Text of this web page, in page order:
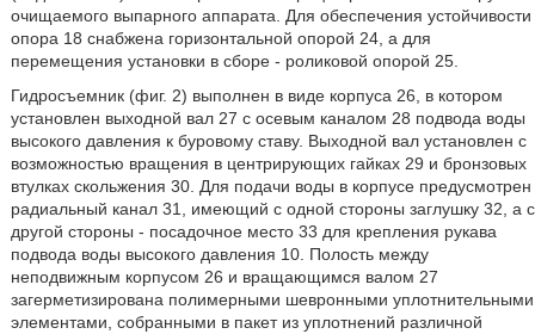
очищаемого выпарного аппарата. Для обеспечения устойчивости
опора 18 снабжена горизонтальной опорой 24, а для
перемещения установки в сборе - роликовой опорой 25.
Гидросъемник (фиг. 2) выполнен в виде корпуса 26, в котором
установлен выходной вал 27 с осевым каналом 28 подвода воды
высокого давления к буровому ставу. Выходной вал установлен с
возможностью вращения в центрирующих гайках 29 и бронзовых
втулках скольжения 30. Для подачи воды в корпусе предусмотрен
радиальный канал 31, имеющий с одной стороны заглушку 32, а с
другой стороны - посадочное место 33 для крепления рукава
подвода воды высокого давления 10. Полость между
неподвижным корпусом 26 и вращающимся валом 27
загерметизирована полимерными шевронными уплотнительными
элементами, собранными в пакет из уплотнений различной